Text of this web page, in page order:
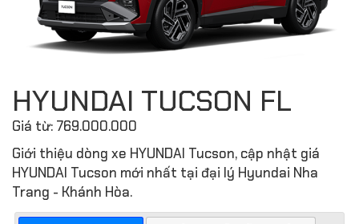
HYUNDAI TUCSON FL
Giá từ: 769.000.000
Giới thiệu dòng xe HYUNDAI Tucson, cập nhật giá
HYUNDAI Tucson mới nhất tại đại lý Hyundai Nha
Trang - Khánh Hòa.